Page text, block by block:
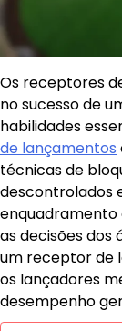
Os receptores
no sucesso de
habilidades
de lançamentos
técnicas de
descontrolados
enquadramento
as decisões dos
um receptor de
os lançadores
desempenho